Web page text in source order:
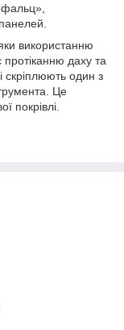
використанню
протіканню даху та
скріплюють один з
Це
покрівлі.